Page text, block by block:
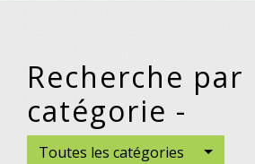
Recherche par
catégorie -
Toutes les catégories